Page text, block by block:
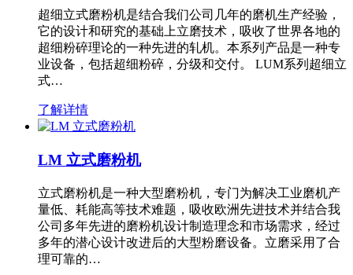
超细立式磨粉机是结合我们公司几年的磨机生产经验，
它的设计和研究的基础上立磨技术，吸收了世界各地的
超细粉碎理论的一种先进的轧机。本系列产品是一种专
业设备，包括超细粉碎，分级和交付。 LUM系列超细立
式…
了解详情
LM 立式磨粉机
立式磨粉机是一种大型磨粉机，专门为解决工业磨机产
量低、耗能高等技术难题，吸收欧洲先进技术并结合我
公司多年先进的磨粉机设计制造理念和市场需求，经过
多年的潜心设计改进后的大型粉磨设备。立磨采用了合
理可靠的…